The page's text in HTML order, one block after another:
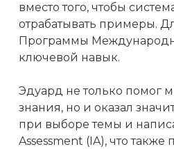
вместо того, чтобы
отрабатывать примеры.
Программы
ключевой навык.
Эдуард не только помог
знания, но и оказал
при выборе темы и
Assessment (IA), что